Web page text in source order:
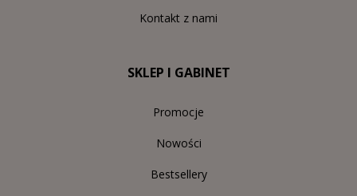
Kontakt z nami
SKLEP I GABINET
Promocje
Nowości
Bestsellery